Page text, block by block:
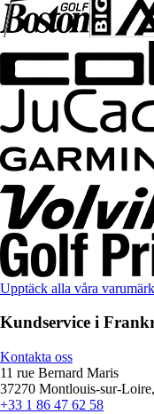
Upptäck alla våra
Kundservice i
Kontakta oss
11 rue Bernard Maris
37270 Montlouis-sur-
+33 1 86 47 62 58